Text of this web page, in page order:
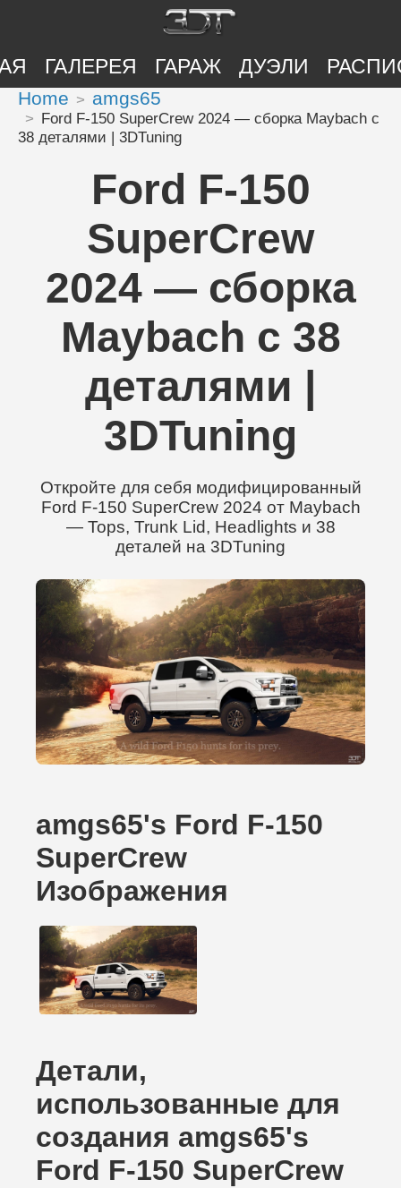
ГАЛЕРЕЯ ГАРАЖ ДУЭЛИ
Home amgs65
Ford F-150 SuperCrew 2024 — сборка Maybach с
38 деталями | 3DTuning
Ford F-150
SuperCrew
2024 — сборка
Maybach с 38
деталями |
3DTuning
Откройте для себя модифицированный
Ford F-150 SuperCrew 2024 от Maybach
— Tops, Trunk Lid, Headlights и 38
деталей на 3DTuning
amgs65's Ford F-150
SuperCrew
Изображения
Детали,
использованные для
создания amgs65's
Ford F-150 SuperCrew